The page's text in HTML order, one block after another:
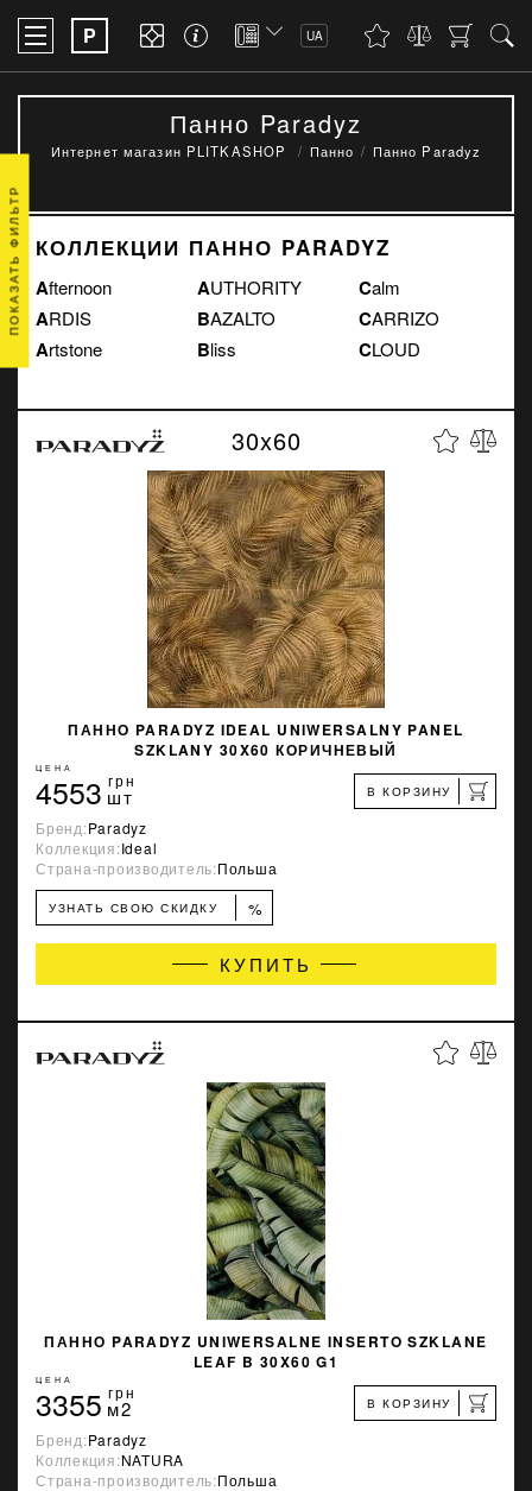
P UA
Панно Paradyz
Интернет магазин PLITKASHOP Панно Панно Paradyz
КОЛЛЕКЦИИ ПАННО PARADYZ
Afternoon
ARDIS
Artstone
AUTHORITY
BAZALTO
Bliss
Calm
CARRIZO
CLOUD
30x60
ПАННО PARADYZ IDEAL UNIWERSALNY PANEL
SZKLANY 30X60 КОРИЧНЕВЫЙ
ЦЕНА
4553 грн
шт В КОРЗИНУ
Бренд:Paradyz
Коллекция:Ideal
Страна-производитель:Польша
УЗНАТЬ СВОЮ СКИДКУ %
КУПИТЬ
ПАННО PARADYZ UNIWERSALNE INSERTO SZKLANE
LEAF B 30X60 G1
ЦЕНА
3355 грн
м2 В КОРЗИНУ
Бренд:Paradyz
Коллекция:NATURA
Страна-производитель:Польша
ПОКАЗАТЬ ФИЛЬТР